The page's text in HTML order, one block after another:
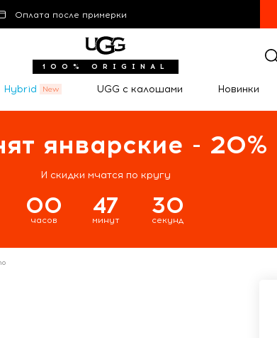
Оплата после примерки
100% ORIGINAL
Hybrid UGG с калошами Новинки
январские - 20%
И скидки мчатся по кругу
00
часов
47
минут
29
секунд